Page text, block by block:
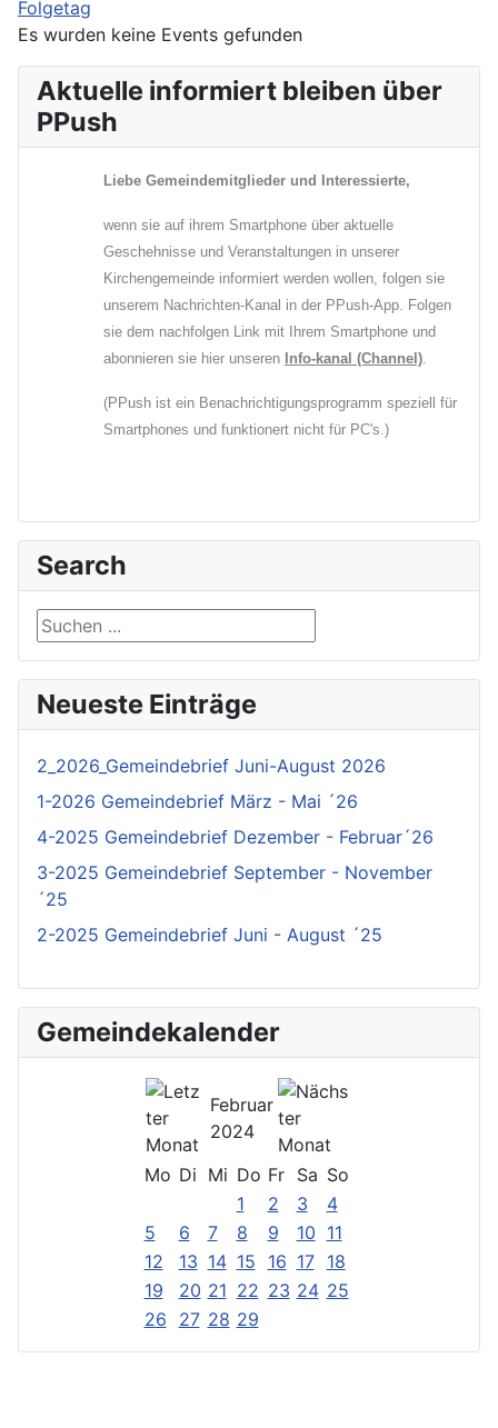
Folgetag
Es wurden keine Events gefunden
Aktuelle informiert bleiben über
PPush
Liebe Gemeindemitglieder und Interessierte,
wenn sie auf ihrem Smartphone über aktuelle
Geschehnisse und Veranstaltungen in unserer
Kirchengemeinde informiert werden wollen, folgen sie
unserem Nachrichten-Kanal in der PPush-App. Folgen
sie dem nachfolgen Link mit Ihrem Smartphone und
abonnieren sie hier unseren Info-kanal (Channel).
(PPush ist ein Benachrichtigungsprogramm speziell für
Smartphones und funktionert nicht für PC's.)
Search
Suchen ...
Neueste Einträge
2_2026_Gemeindebrief Juni-August 2026
1-2026 Gemeindebrief März - Mai ´26
4-2025 Gemeindebrief Dezember - Februar´26
3-2025 Gemeindebrief September - November
´25
2-2025 Gemeindebrief Juni - August ´25
Gemeindekalender
Februar
2024
Mo Di Mi Do Fr Sa So
1
2 3
4
5
6 7 8 9 10 11
12
13 14 15 16 17
18
19
20 21 22 23 24 25
26
27 28 29